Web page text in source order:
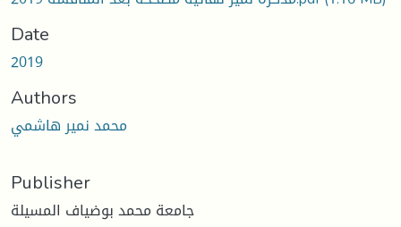
Date
2019
Authors
محمد نمير هاشمي
Publisher
جامعة محمد بوضياف المسيلة